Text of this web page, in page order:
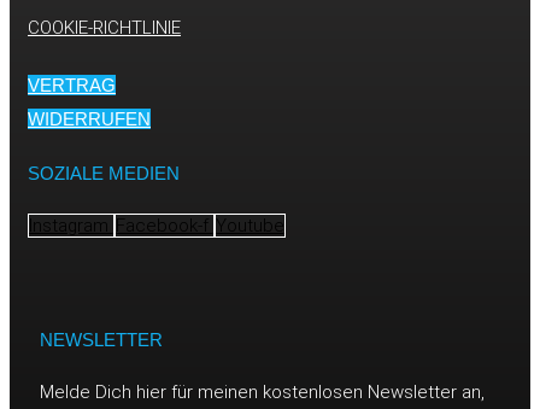
COOKIE-RICHTLINIE
VERTRAG
WIDERRUFEN
SOZIALE MEDIEN
Instagram Facebook-f Youtube
NEWSLETTER
Melde Dich hier für meinen kostenlosen Newsletter an,